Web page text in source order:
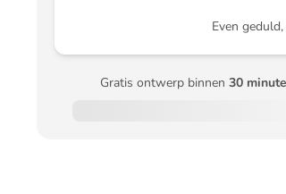
Even
Gratis ontwerp binnen 30